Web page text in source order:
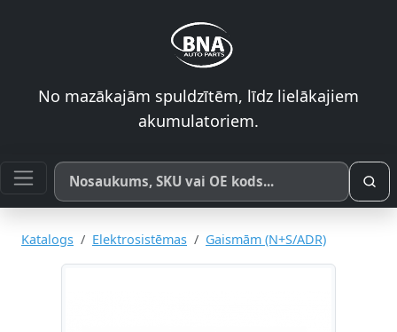
No mazākajām spuldzītēm, līdz lielākajiem
akumulatoriem.
Meklēt pēc produkta nosaukuma, SKU vai OE koda
Katalogs Elektrosistēmas Gaismām (N+S/ADR)